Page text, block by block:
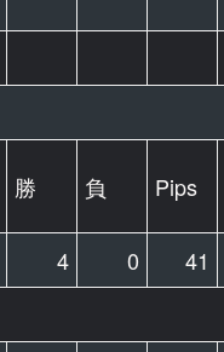
勝 負 Pips
4 0 41